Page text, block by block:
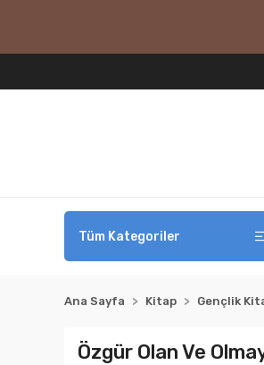
Tüm Kategoriler
Ana Sayfa Kitap Gençlik
Özgür Olan Ve